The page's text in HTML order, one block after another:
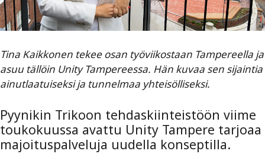
Tina Kaikkonen tekee osan työviikostaan Tampereella ja
asuu tällöin Unity Tampereessa. Hän kuvaa sen sijaintia
ainutlaatuiseksi ja tunnelmaa yhteisölliseksi.
Pyynikin Trikoon tehdaskiinteistöön viime
toukokuussa avattu Unity Tampere tarjoaa
majoituspalveluja uudella konseptilla.